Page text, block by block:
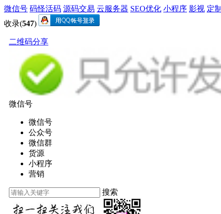
微信号 码怪活码 源码交易 云服务器 SEO优化 小程序 影视 定
收录(547)
二维码分享
微信号
微信号
公众号
微信群
货源
小程序
营销
搜索